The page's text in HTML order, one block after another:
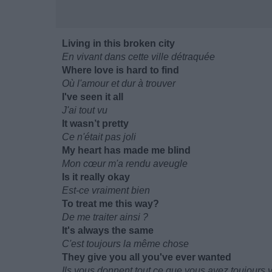
Living in this broken city
En vivant dans cette ville détraquée
Where love is hard to find
Où l'amour et dur à trouver
I've seen it all
J'ai tout vu
It wasn’t pretty
Ce n'était pas joli
My heart has made me blind
Mon cœur m'a rendu aveugle
Is it really okay
Est-ce vraiment bien
To treat me this way?
De me traiter ainsi ?
It's always the same
C'est toujours la même chose
They give you all you've ever wanted